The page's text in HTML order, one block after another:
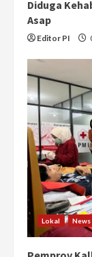
Diduga
Asap
Editor PI
Lokal News